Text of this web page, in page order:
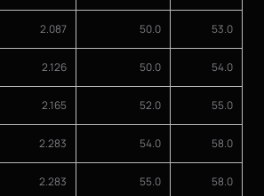
53.0
50.0
2.087
54.0
50.0
2.126
55.0
52.0
2.165
58.0
54.0
2.283
58.0
55.0
2.283